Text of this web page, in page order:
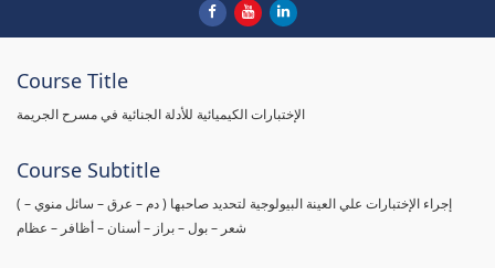
Course Title
الإختبارات الكيميائية للأدلة الجنائية في مسرح الجريمة
Course Subtitle
( إجراء الإختبارات علي العينة البيولوجية لتحديد صاحبها ( دم – عرق – سائل منوي –
شعر – بول – براز – أسنان – أظافر – عظام